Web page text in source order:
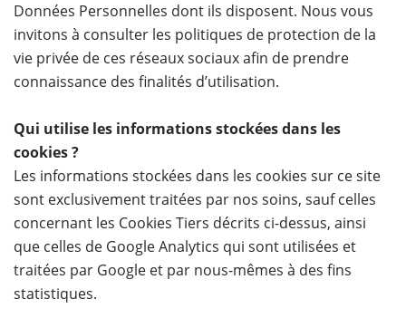
Données Personnelles dont ils disposent. Nous vous
invitons à consulter les politiques de protection de la
vie privée de ces réseaux sociaux afin de prendre
connaissance des finalités d’utilisation.
Qui utilise les informations stockées dans les
cookies ?
Les informations stockées dans les cookies sur ce site
sont exclusivement traitées par nos soins, sauf celles
concernant les Cookies Tiers décrits ci-dessus, ainsi
que celles de Google Analytics qui sont utilisées et
traitées par Google et par nous-mêmes à des fins
statistiques.